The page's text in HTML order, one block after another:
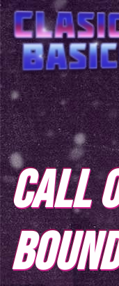
CALL